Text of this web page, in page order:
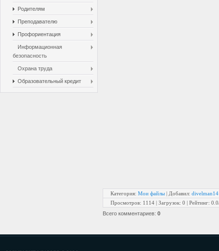
Родителям
Преподавателю
Профориентация
Информационная
безопасность
Охрана труда
Образовательный кредит
Категория: Мои файлы | Добавил: divelman14
Просмотров: 1114 | Загрузок: 0 | Рейтинг: 0.0
Всего комментариев: 0